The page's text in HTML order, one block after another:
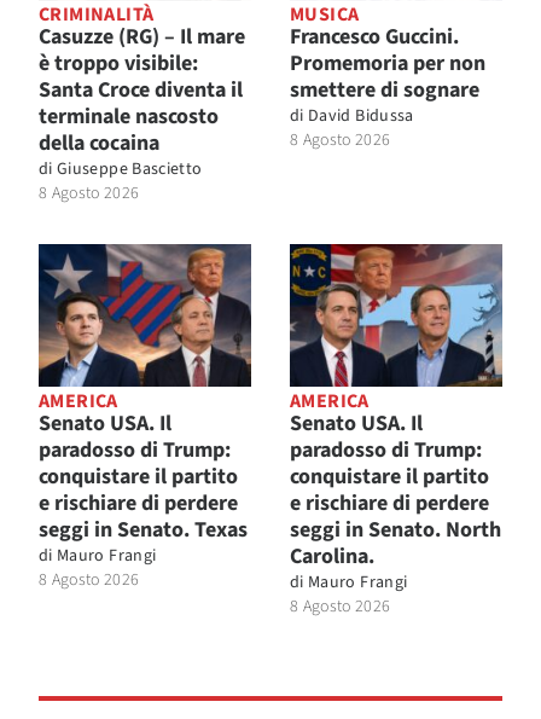
CRIMINALITÀ
Casuzze (RG) – Il mare
è troppo visibile:
Santa Croce diventa il
terminale nascosto
della cocaina
di Giuseppe Bascietto
8 Agosto 2026
MUSICA
Francesco Guccini.
Promemoria per non
smettere di sognare
di David Bidussa
8 Agosto 2026
AMERICA
Senato USA. Il
paradosso di Trump:
conquistare il partito
e rischiare di perdere
seggi in Senato. Texas
di Mauro Frangi
8 Agosto 2026
AMERICA
Senato USA. Il
paradosso di Trump:
conquistare il partito
e rischiare di perdere
seggi in Senato. North
Carolina.
di Mauro Frangi
8 Agosto 2026